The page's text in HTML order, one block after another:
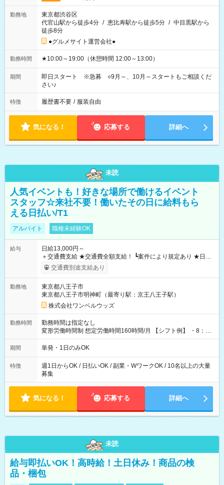
勤務地
東京都渋谷区
代官山駅から徒歩4分 / 恵比寿駅から徒歩5分 / 中目黒駅から
徒歩8分
●グルメサイト運営会社●
勤務時間 ★10:00～19:00（休憩時間 12:00～13:00）
期間
即日スタート ※急募 ○9月～、10月～スタートもご相談くだ
さい♪
特徴 履歴書不要 / 服装自由
気になる！ 応募する 詳細へ
未読
人気イベントも！好きな場所で働けるイベント
スタッフ☆来社不要！働いたその日に給料もら
える日払い/T1
アルバイト 職種未経験OK
給与
日給13,000円～
＋交通費支給 ★交通費全額支給！ ┗案件により規定あり ★日払
いOK！（規定あり） ┗働いたその日に現金GET♪ お仕事後はコ
ンビニATMから 日払い分を引き落とせます！ 【試用期間】試
交通費別途支給あり
勤務地
東京都八王子市
東京都八王子市明神町（最寄り駅：京王八王子駅）
株式会社ワンベルウッズ
勤務時間
勤務時間は指定なし
変形労働時間制 想定労働時間160時間/月 【シフト例】 ・8：00
～21：00
期間 単発・1日のみOK
特徴
週1日からOK / 日払いOK / 副業・WワークOK / 10名以上の大量
募集
気になる！ 応募する 詳細へ
未読
給与即払いOK！高時給！土日休み！商品の検
品・梱包